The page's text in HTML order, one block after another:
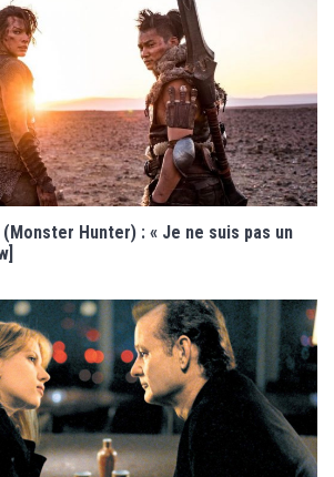
(Monster Hunter) : « Je ne suis pas un